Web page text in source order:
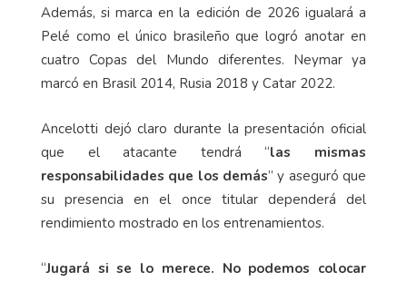
Además, si marca en la edición de 2026 igualará a
Pelé como el único brasileño que logró anotar en
cuatro Copas del Mundo diferentes. Neymar ya
marcó en Brasil 2014, Rusia 2018 y Catar 2022.
Ancelotti dejó claro durante la presentación oficial
que el atacante tendrá “las mismas
responsabilidades que los demás” y aseguró que
su presencia en el once titular dependerá del
rendimiento mostrado en los entrenamientos.
“Jugará si se lo merece. No podemos colocar